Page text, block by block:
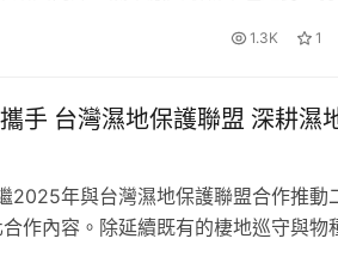
況都是安全出行的唯一保障。福斯商旅
團
889-699。
。
型與最新車壇科技，成為本屆車展焦
1.3K 1
手 台灣濕地保護聯盟 深耕濕
2025年與台灣濕地保護聯盟合作推動
作內容。除延續既有的棲地巡守與物